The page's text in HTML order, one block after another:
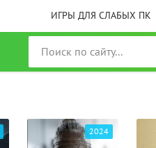
ИГРЫ ДЛЯ СЛАБЫХ ПК
2024